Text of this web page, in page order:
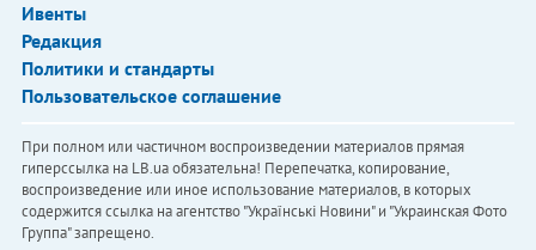
Ивенты
Редакция
Политики и стандарты
Пользовательское соглашение
При полном или частичном воспроизведении материалов прямая
гиперссылка на LB.ua обязательна! Перепечатка, копирование,
воспроизведение или иное использование материалов, в которых
содержится ссылка на агентство "Українськi Новини" и "Украинская Фото
Группа" запрещено.